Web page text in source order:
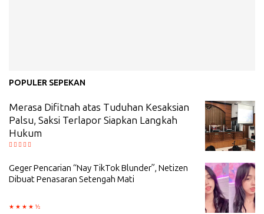
POPULER SEPEKAN
Merasa Difitnah atas Tuduhan Kesaksian
Palsu, Saksi Terlapor Siapkan Langkah
Hukum
Geger Pencarian “Nay TikTok Blunder”, Netizen
Dibuat Penasaran Setengah Mati